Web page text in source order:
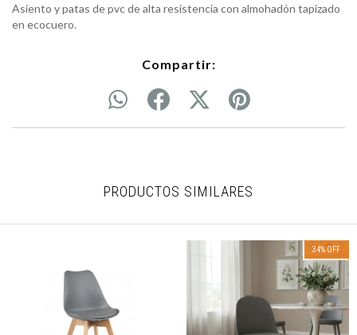
Asiento y patas de pvc de alta resistencia con almohadón tapizado
en ecocuero.
Compartir:
PRODUCTOS SIMILARES
34% OFF